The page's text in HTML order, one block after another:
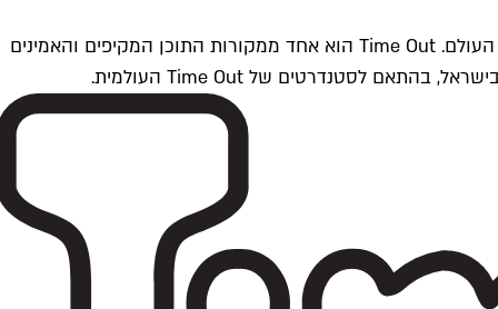
Time Outתל אביב הוא חלק מרשת Time Out Global — רשת מדיה בינלאומית הפועלת ב-360 ערים מרכזיות וב-60 מדינות ברחבי העולם. Time Out הוא אחד ממקורות התוכן המקיפים והאמינים